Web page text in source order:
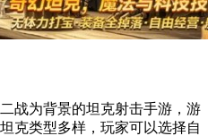
为背景的坦克射击手游，游
克类型多样，玩家可以选择自